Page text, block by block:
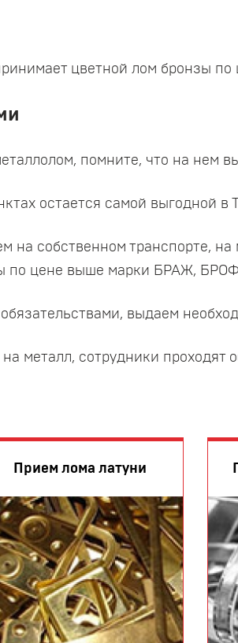
цветной лом бронзы по
помните, что на нем
остается самой выгодной в
собственном транспорте,
по цене выше марки БРАЖ,
выдаем
металл, сотрудники проходят
Прием лома латуни